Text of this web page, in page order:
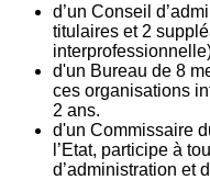
d’un Conseil
titulaires et 2
d'un Bureau de 8
ces organisations
2 ans.
d'un Commissaire
l’Etat, participe à
d’administration et